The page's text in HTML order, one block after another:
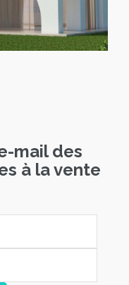
mail des
à la vente